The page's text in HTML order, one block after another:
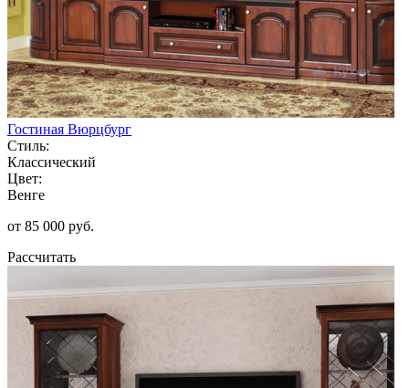
Гостиная Вюрцбург
Стиль:
Классический
Цвет:
Венге
от 85 000 руб.
Рассчитать